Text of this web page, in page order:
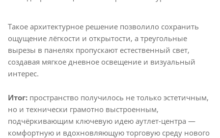
Такое архитектурное решение позволило сохранить
ощущение лёгкости и открытости, а треугольные
вырезы в панелях пропускают естественный свет,
создавая мягкое дневное освещение и визуальный
интерес.
Итог: пространство получилось не только эстетичным,
но и технически грамотно выстроенным,
подчёркивающим ключевую идею аутлет-центра —
комфортную и вдохновляющую торговую среду нового